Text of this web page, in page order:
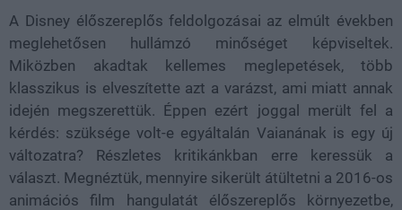
A Disney élőszereplős feldolgozásai az elmúlt években
meglehetősen hullámzó minőséget képviseltek.
Miközben akadtak kellemes meglepetések, több
klasszikus is elveszítette azt a varázst, ami miatt annak
idején megszerettük. Éppen ezért joggal merült fel a
kérdés: szüksége volt-e egyáltalán Vaianának is egy új
változatra? Részletes kritikánkban erre keressük a
választ. Megnéztük, mennyire sikerült átültetni a 2016-os
animációs film hangulatát élőszereplős környezetbe,